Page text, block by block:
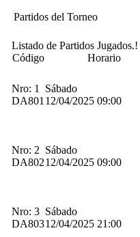
Partidos del Torneo
Listado de Partidos Jugados.!
Código
Horario
Nro: 1
DA801
Sábado
12/04/2025 09:00
Nro: 2
DA802
Sábado
12/04/2025 09:00
Nro: 3
DA803
Sábado
12/04/2025 21:00